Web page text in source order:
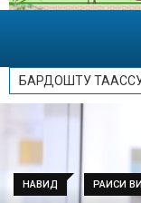
НАВИД РАИСИ